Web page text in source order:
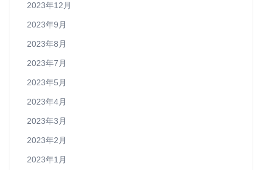
2023年12月
2023年9月
2023年8月
2023年7月
2023年5月
2023年4月
2023年3月
2023年2月
2023年1月